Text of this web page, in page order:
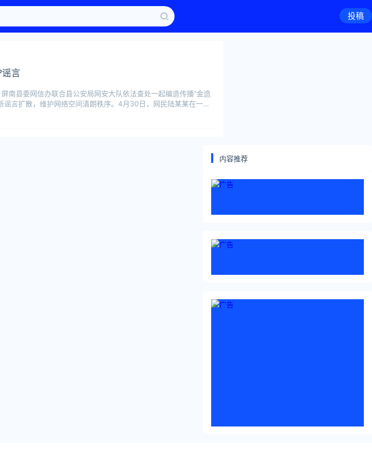
投稿
言
南县委网信办联合县公安局网安大队依法查处一起编造传播“金造
谣言扩散，维护网络空间清朗秩序。4月30日，网民陆某某在一则
内容推荐